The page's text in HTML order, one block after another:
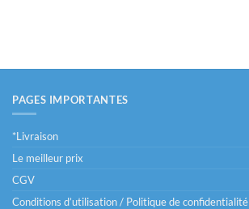
PAGES IMPORTANTES
*Livraison
Le meilleur prix
CGV
Conditions d’utilisation / Politique de confidentialité